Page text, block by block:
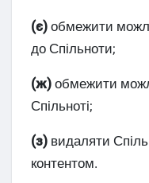
(є) обмежити
до Спільноти;
(ж) обмежити
Спільноті;
(з) видаляти
контентом.